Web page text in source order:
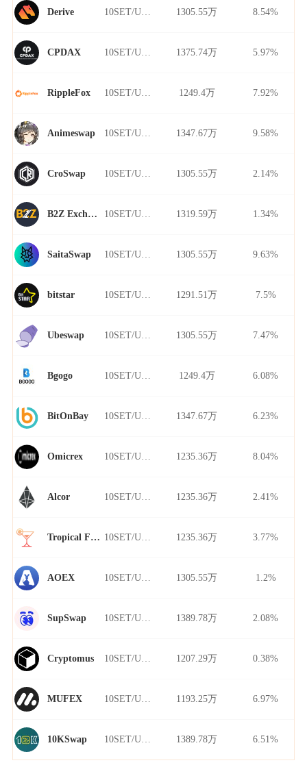
Derive 1305.55万 8.54%
CPDAX 1375.74万 5.97%
RippleFox 1249.4万 7.92%
Animeswap 1347.67万 9.58%
CroSwap 1305.55万 2.14%
B2Z Exchange 1319.59万 1.34%
SaitaSwap 1305.55万 9.63%
bitstar 1291.51万 7.5%
Ubeswap 1305.55万 7.47%
Bgogo 1249.4万 6.08%
BitOnBay 1347.67万 6.23%
Omicrex 1235.36万 8.04%
Alcor 1235.36万 2.41%
Tropical Finance 1235.36万 3.77%
AOEX 1305.55万 1.2%
SupSwap 1389.78万 2.08%
Cryptomus 1207.29万 0.38%
MUFEX 1193.25万 6.97%
10KSwap 1389.78万 6.51%